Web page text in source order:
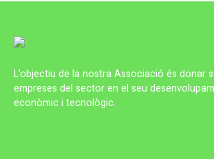
L’objectiu de la nostra Associació és donar
empreses del sector en el seu
econòmic i tecnològic.